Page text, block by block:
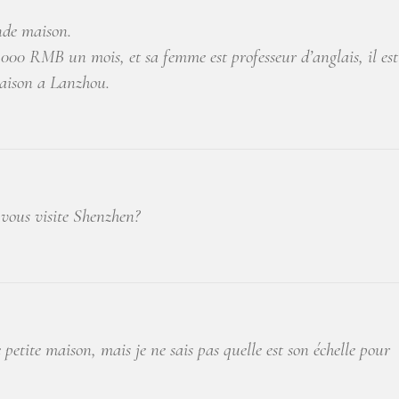
maison.
RMB un mois, et sa femme est professeur d’anglais, il est
a Lanzhou.
visite Shenzhen?
maison, mais je ne sais pas quelle est son échelle pour